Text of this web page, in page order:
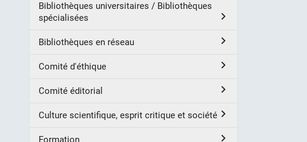
Bibliothèques universitaires / Bibliothèques
spécialisées
Bibliothèques en réseau
Comité d'éthique
Comité éditorial
Culture scientifique, esprit critique et société
Formation